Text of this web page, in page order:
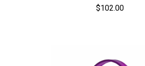
$102.00